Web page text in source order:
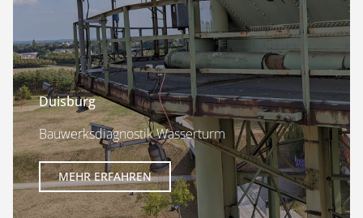
Duisburg
Bauwerksdiagnostik Wasserturm
MEHR ERFAHREN